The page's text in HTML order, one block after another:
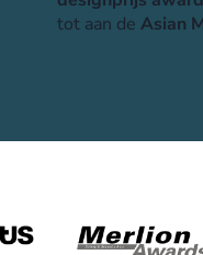
tot aan de Asian